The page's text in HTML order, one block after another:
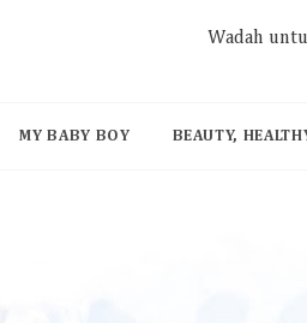
Wadah
MY BABY BOY BEAUTY,